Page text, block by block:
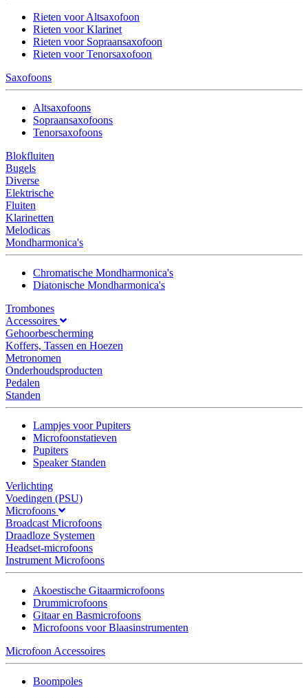
Rieten voor Altsaxofoon
Rieten voor Klarinet
Rieten voor Sopraansaxofoon
Rieten voor Tenorsaxofoon
Saxofoons
Altsaxofoons
Sopraansaxofoons
Tenorsaxofoons
Blokfluiten
Bugels
Diverse
Elektrische
Fluiten
Klarinetten
Melodicas
Mondharmonica's
Chromatische Mondharmonica's
Diatonische Mondharmonica's
Trombones
Accessoires
Gehoorbescherming
Koffers, Tassen en Hoezen
Metronomen
Onderhoudsproducten
Pedalen
Standen
Lampjes voor Pupiters
Microfoonstatieven
Pupiters
Speaker Standen
Verlichting
Voedingen (PSU)
Microfoons
Broadcast Microfoons
Draadloze Systemen
Headset-microfoons
Instrument Microfoons
Akoestische Gitaarmicrofoons
Drummicrofoons
Gitaar en Basmicrofoons
Microfoons voor Blaasinstrumenten
Microfoon Accessoires
Boompoles